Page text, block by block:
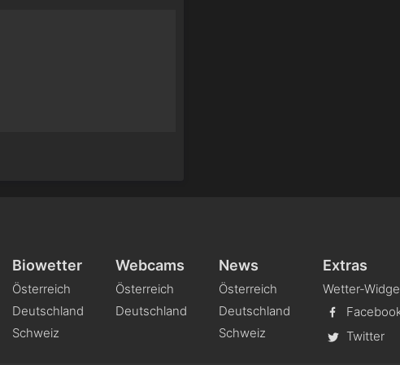
Biowetter
Österreich
Deutschland
Schweiz
Webcams
Österreich
Deutschland
News
Österreich
Deutschland
Schweiz
Extras
Wetter-
Twitter